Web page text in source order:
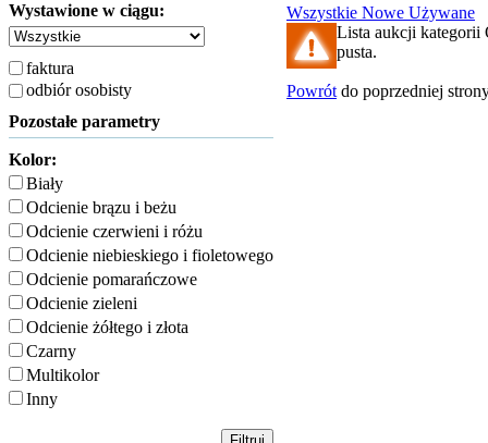
Wystawione w ciągu:
faktura
odbiór osobisty
Pozostałe parametry
Kolor:
Biały
Odcienie brązu i beżu
Odcienie czerwieni i różu
Odcienie niebieskiego i fioletowego
Odcienie pomarańczowe
Odcienie zieleni
Odcienie żółtego i złota
Czarny
Multikolor
Inny
Wszystkie Nowe Używane
Lista aukcji kategorii
pusta.
Powrót do poprzedniej